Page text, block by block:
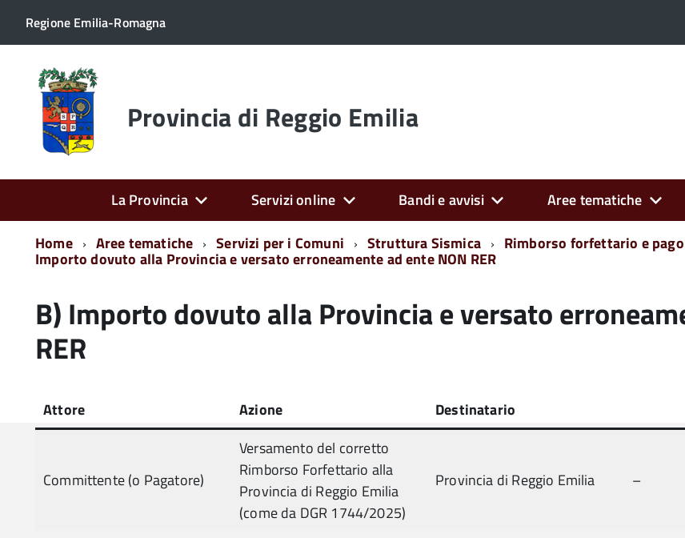
Regione Emilia-Romagna
Torna
alla
home
page Provincia di Reggio Emilia
La Provincia Servizi online Bandi e avvisi Aree tematiche
Home
Aree tematiche Servizi per i Comuni Struttura Sismica Rimborso forfettario e
Importo dovuto alla Provincia e versato erroneamente ad ente NON RER
B) Importo dovuto alla Provincia e versato
RER
Attore Azione Destinatario
Committente (o Pagatore)
Versamento del corretto
Rimborso Forfettario alla
Provincia di Reggio Emilia
(come da DGR 1744/2025)
Provincia di Reggio Emilia –